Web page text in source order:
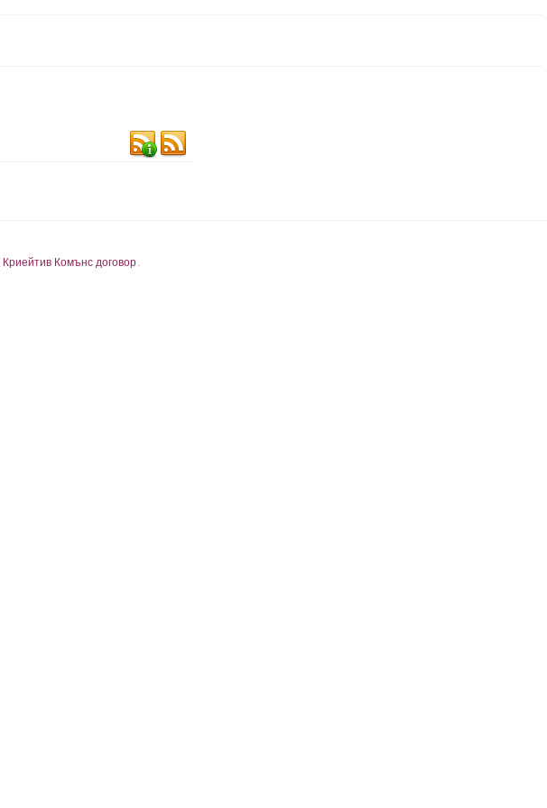
Криейтив Комънс договор.